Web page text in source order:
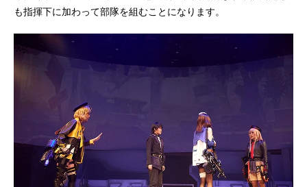
も指揮下に加わって部隊を組むことになります。